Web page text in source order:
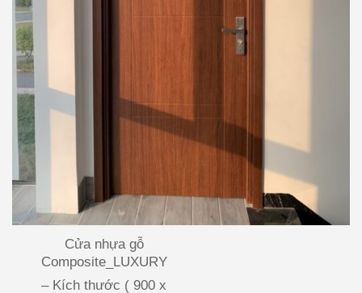
Cửa nhựa gỗ
Composite_LUXURY
– Kích thước ( 900 x